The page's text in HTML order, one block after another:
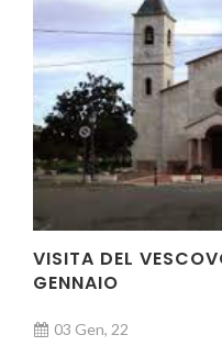
VISITA DEL
GENNAIO
03 Gen, 22